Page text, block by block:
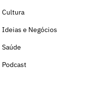
Cultura
Ideias e Negócios
Saúde
Podcast